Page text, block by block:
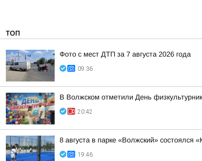
ТОП
Фото с мест ДТП за 7 августа 2026 года
09:36
В Волжском отметили День
20:42
8 августа в парке «Волжский» состоялся
19:46